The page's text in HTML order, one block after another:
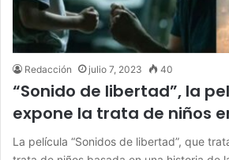
Redacción julio 7, 2023 40
“Sonido de libertad”, la
expone la trata de niños
La película “Sonidos de libertad”, que